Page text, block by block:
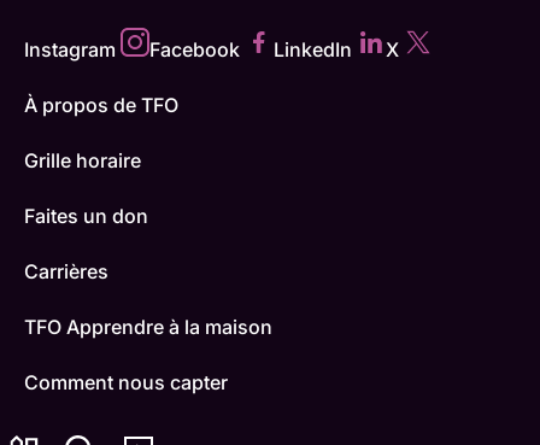
Instagram Facebook LinkedIn X
À propos de TFO
Grille horaire
Faites un don
Carrières
TFO Apprendre à la maison
Comment nous capter
Contactez-nous